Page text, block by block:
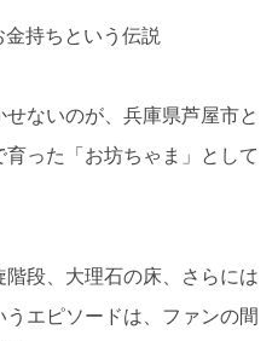
持ちという伝説
ないのが、兵庫県芦屋市と
った「お坊ちゃま」として
段、大理石の床、さらには
エピソードは、ファンの間